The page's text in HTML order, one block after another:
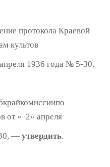
протокола Краевой
культов
1936 года № 5-30.
от « 2» апреля
— утвердить.